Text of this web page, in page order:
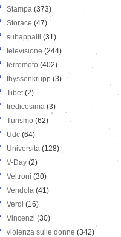
Stampa (373)
Storace (47)
subappalti (31)
televisione(244)
terremoto (402)
thyssenkrupp (3)
Tibet(2)
tredicesima (3)
Turismo (62)
Udc (64)
Università (128)
V-Day (2)
Veltroni (30)
Vendola (41)
Verdi (16)
Vincenzi (30)
violenza sulle donne (342)